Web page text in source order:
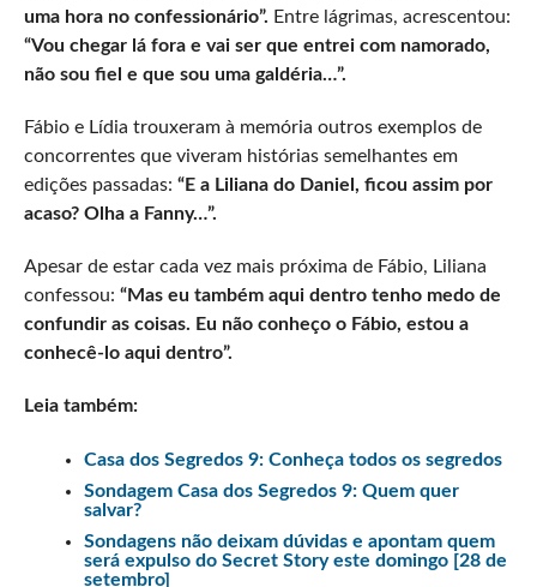
uma hora no confessionário”. Entre lágrimas, acrescentou:
“Vou chegar lá fora e vai ser que entrei com namorado,
não sou fiel e que sou uma galdéria…”.
Fábio e Lídia trouxeram à memória outros exemplos de
concorrentes que viveram histórias semelhantes em
edições passadas: “E a Liliana do Daniel, ficou assim por
acaso? Olha a Fanny…”.
Apesar de estar cada vez mais próxima de Fábio, Liliana
confessou: “Mas eu também aqui dentro tenho medo de
confundir as coisas. Eu não conheço o Fábio, estou a
conhecê-lo aqui dentro”.
Leia também:
Casa dos Segredos 9: Conheça todos os segredos
Sondagem Casa dos Segredos 9: Quem quer
salvar?
Sondagens não deixam dúvidas e apontam quem
será expulso do Secret Story este domingo [28 de
setembro]